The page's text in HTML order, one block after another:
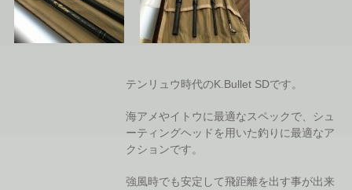
テンリュウ時代のK.Bullet SDです。
海アメやイトウに最適なスペックで、シュ
ーティングヘッドを用いた釣りに最適なア
クションです。
強風時でも安定して飛距離を出す事が出来